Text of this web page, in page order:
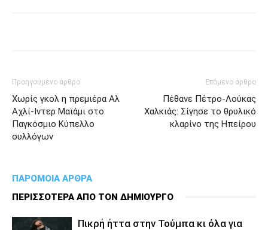
Προηγούμενο άρθρο
Χωρίς γκολ η πρεμιέρα Αλ
Αχλί-Ιντερ Μαϊάμι στο
Παγκόσμιο Κύπελλο
συλλόγων
Επόμενο άρθρο
Πέθανε Πέτρο-Λούκας
Χαλκιάς: Σίγησε το θρυλικό
κλαρίνο της Ηπείρου
ΠΑΡΟΜΟΙΑ ΑΡΘΡΑ
ΠΕΡΙΣΣΟΤΕΡΑ ΑΠΟ ΤΟΝ ΔΗΜΙΟΥΡΓΟ
Πικρή ήττα στην Τούμπα κι όλα για